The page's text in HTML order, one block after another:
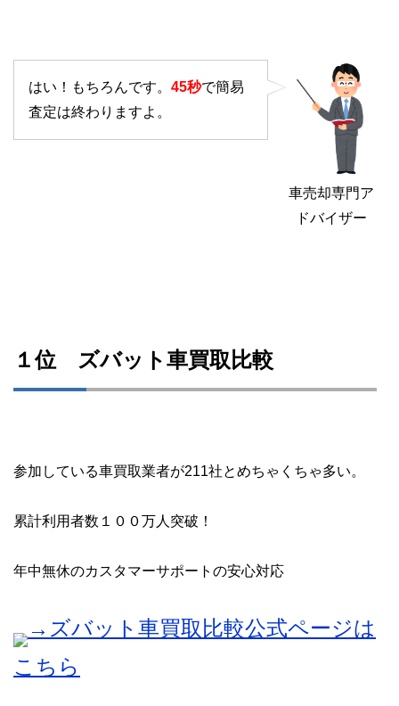
車売却専門ア
ドバイザー
はい！もちろんです。 45秒で簡易
査定は終わりますよ。
１位 ズバット車買取比較
参加している車買取業者が211社とめちゃくちゃ多い。
累計利用者数１００万人突破！
年中無休のカスタマーサポートの安心対応
→ズバット車買取比較公式ページは
こちら